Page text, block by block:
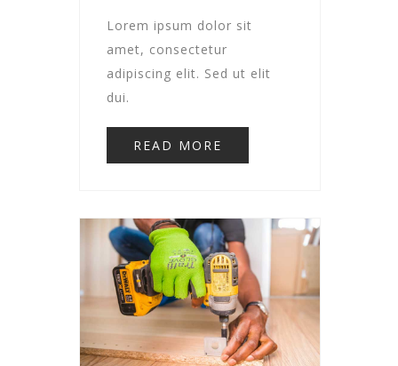
Lorem ipsum dolor sit
amet, consectetur
adipiscing elit. Sed ut elit
dui.
READ MORE